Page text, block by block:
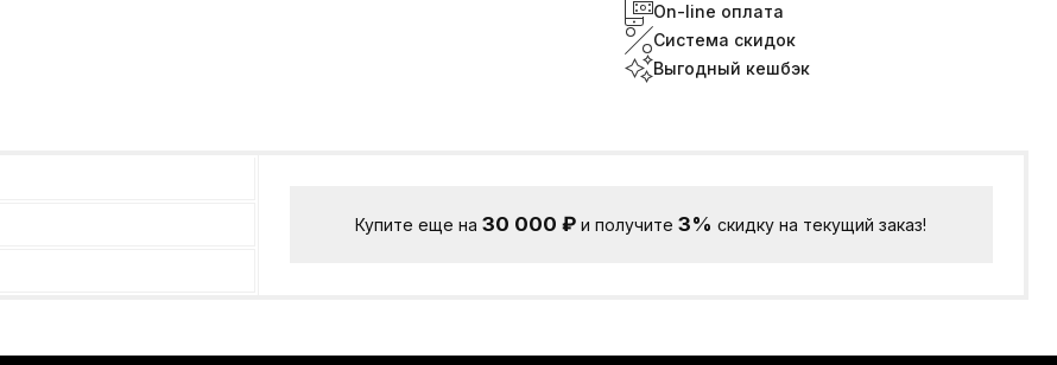
On-line оплата
Система скидок
Выгодный кешбэк
Купите еще на30 000₽ и получите3% скидку на текущий заказ!